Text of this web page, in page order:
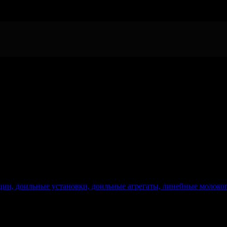
доильные установки, доильные агрегаты, линейные